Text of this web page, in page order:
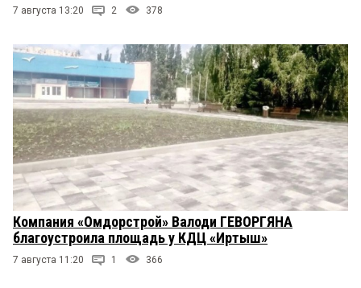
7 августа 13:20 2 378
Компания «Омдорстрой» Валоди ГЕВОРГЯНА
благоустроила площадь у КДЦ «Иртыш»
7 августа 11:20 1 366